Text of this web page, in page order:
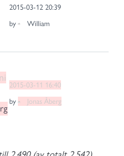
2015-03-12 20:39
by
William
2015-03-11 16:40
by
Jonas Åberg